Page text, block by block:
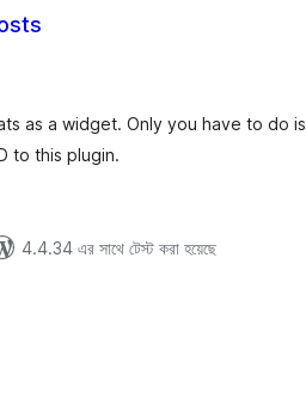
as a widget. Only you have to do is
to this plugin.
4.4.34 এর সাথে টেস্ট করা হয়েছে